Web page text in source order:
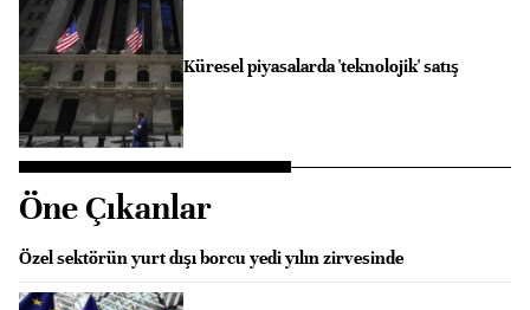
Küresel piyasalarda 'teknolojik' satış
Öne Çıkanlar
Özel sektörün yurt dışı borcu yedi yılın zirvesinde